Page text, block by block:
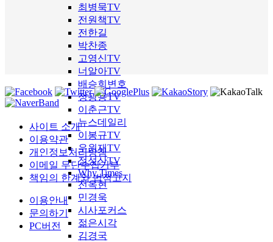
최병묵TV
전원책TV
전한길
박찬종
고영신TV
너알아TV
배승희변호
정광용TV
이춘근TV
뉴스데일리
이봉규TV
우원재TV
정성산TV
Why Times
전옥현
민경욱
시사포커스
젊은시각
김경국
사이트 소개
이용약관
개인정보처리방침
이메일 무단수집거부
책임의 한계와 법적고지
이용안내
문의하기
PC버전